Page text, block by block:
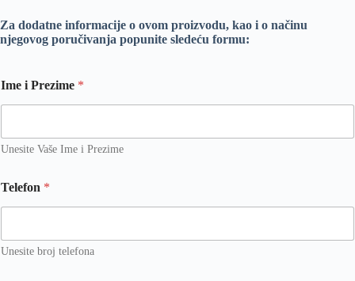
Za dodatne informacije o ovom proizvodu, kao i o načinu
njegovog poručivanja popunite sledeću formu:
Ime i Prezime *
Unesite Vaše Ime i Prezime
r
o
v
Telefon *
Unesite broj telefona